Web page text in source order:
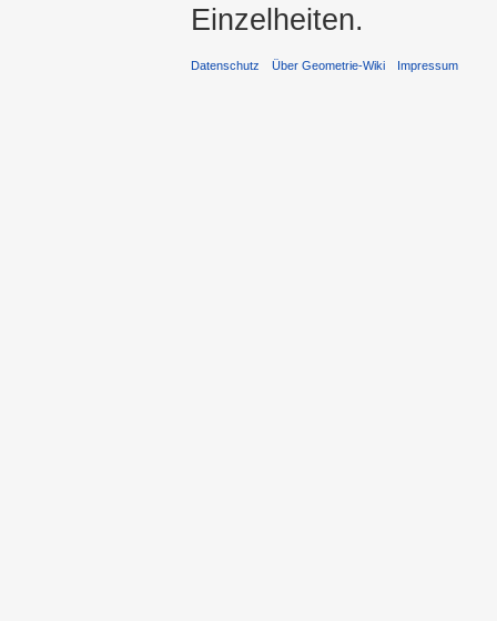
Einzelheiten.
Datenschutz Über Geometrie-Wiki Impressum